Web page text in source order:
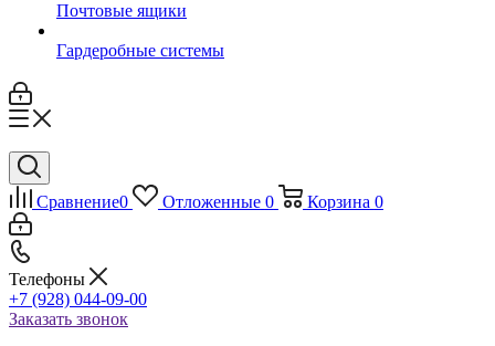
Почтовые ящики
Гардеробные системы
Сравнение0 Отложенные 0 Корзина 0
Телефоны
+7 (928) 044-09-00
Заказать звонок